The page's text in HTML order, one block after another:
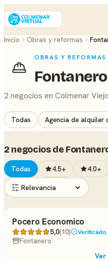
Inicio Obras y reformas
OBRAS Y REFORMAS
Fontanero
2 negocios en Colmenar
Todas Agencia de alquiler
2 negocios de
Todas 4.5+ 4.0+
Pocero Economico
5,0(10) Verificado
Fontanero
Ver